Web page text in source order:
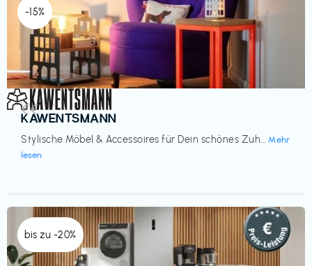
-15%
Einrichtung
KAWENTSMANN
Stylische Möbel & Accessoires für Dein schönes Zuh... Mehr
lesen
€€‎
bis zu -20%